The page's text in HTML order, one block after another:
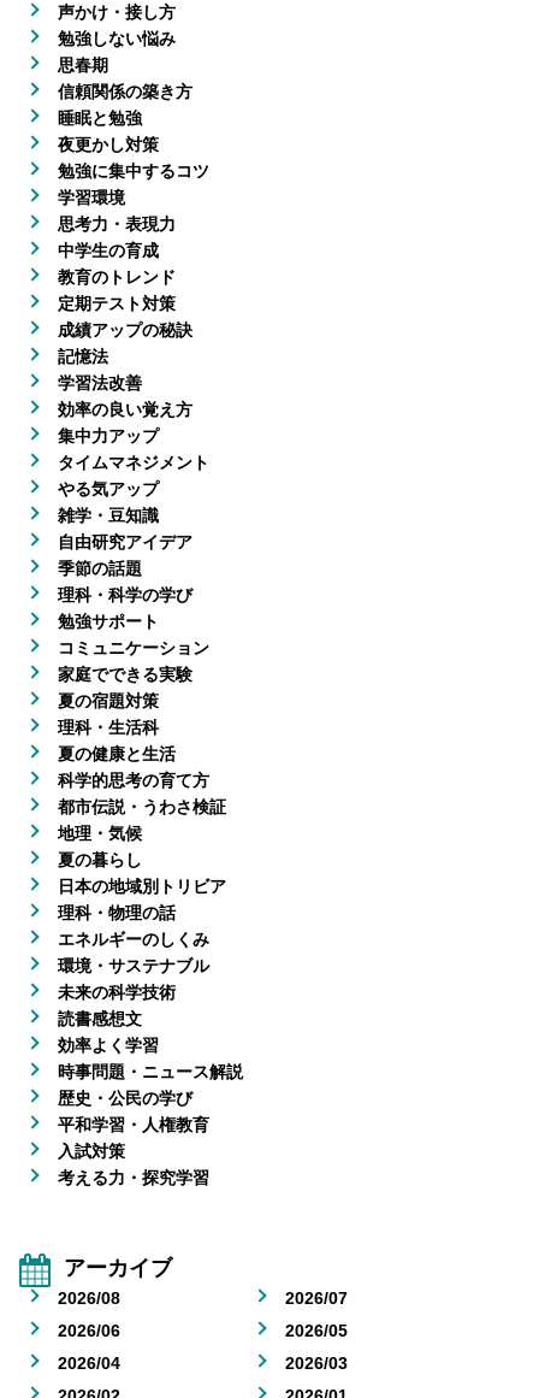
声かけ・接し方
勉強しない悩み
思春期
信頼関係の築き方
睡眠と勉強
夜更かし対策
勉強に集中するコツ
学習環境
思考力・表現力
中学生の育成
教育のトレンド
定期テスト対策
成績アップの秘訣
記憶法
学習法改善
効率の良い覚え方
集中力アップ
タイムマネジメント
やる気アップ
雑学・豆知識
自由研究アイデア
季節の話題
理科・科学の学び
勉強サポート
コミュニケーション
家庭でできる実験
夏の宿題対策
理科・生活科
夏の健康と生活
科学的思考の育て方
都市伝説・うわさ検証
地理・気候
夏の暮らし
日本の地域別トリビア
理科・物理の話
エネルギーのしくみ
環境・サステナブル
未来の科学技術
読書感想文
効率よく学習
時事問題・ニュース解説
歴史・公民の学び
平和学習・人権教育
入試対策
考える力・探究学習
アーカイブ
2026/08
2026/07
2026/06
2026/05
2026/04
2026/03